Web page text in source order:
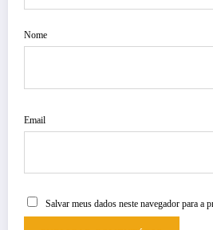
Nome
Email
Salvar meus dados neste navegador para a